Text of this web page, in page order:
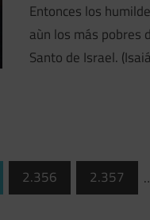
Entonces los
aùn los más pobres
Santo de Israel.
2.356 2.357